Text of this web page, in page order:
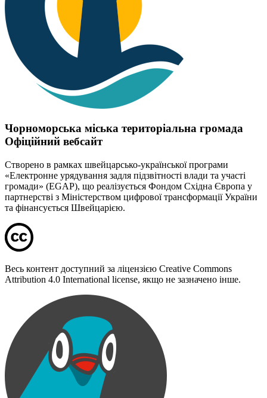
Чорноморська міська територіальна громада
Офіційний вебсайт
Створено в рамках швейцарсько-української програми
«Електронне урядування задля підзвітності влади та участі
громади» (EGAP), що реалізується Фондом Східна Європа у
партнерстві з Міністерством цифрової трансформації України
та фінансується Швейцарією.
Весь контент доступний за ліцензією Creative Commons
Attribution 4.0 International license, якщо не зазначено інше.